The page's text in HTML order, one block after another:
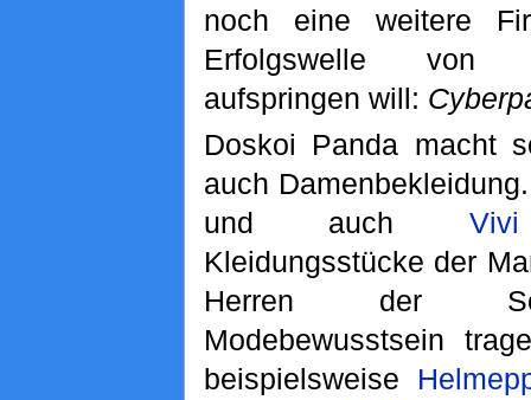
noch eine weitere
Erfolgswelle von
aufspringen will:
Doskoi Panda macht
auch
und auch Vivi
Kleidungsstücke der
Herren der
Modebewusstsein
beispielsweise